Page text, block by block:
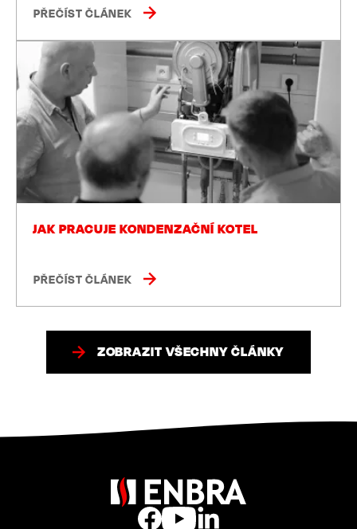
PŘEČÍST ČLÁNEK
JAK PRACUJE KONDENZAČNÍ KOTEL
PŘEČÍST ČLÁNEK
ZOBRAZIT VŠECHNY ČLÁNKY